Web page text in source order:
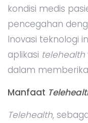
kondisi medis
pencegahan
Inovasi teknologi
aplikasi telehealth
dalam
Manfaat
Telehealth,